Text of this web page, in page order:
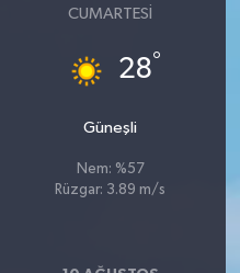
CUMARTESI
28°
Güneşli
Nem: %57
Rüzgar: 3.89 m/s